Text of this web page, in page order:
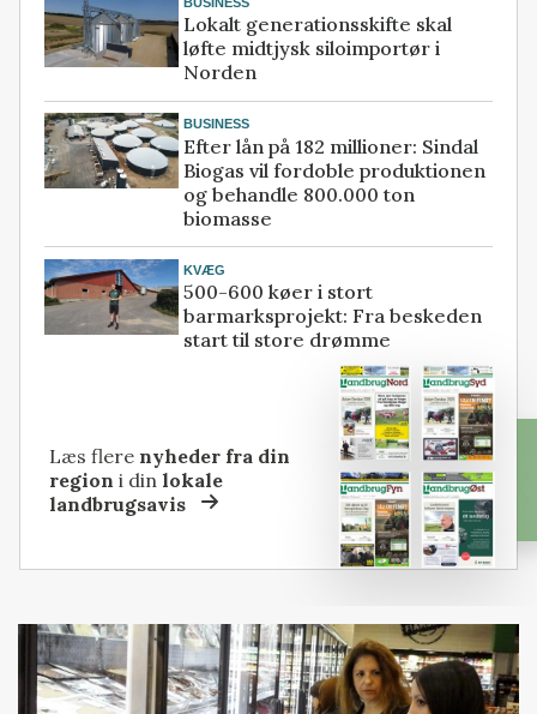
Lokalt generationsskifte skal
løfte midtjysk siloimportør i
Norden
BUSINESS
Efter lån på 182 millioner: Sindal
Biogas vil fordoble produktionen
og behandle 800.000 ton
biomasse
KVÆG
500-600 køer i stort
barmarksprojekt: Fra beskeden
start til store drømme
Læs flere nyheder fra din
region i dinlokale
landbrugsavis